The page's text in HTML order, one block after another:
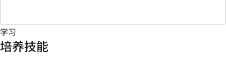
学习
培养技能